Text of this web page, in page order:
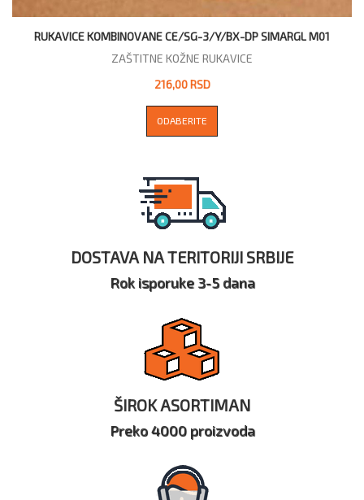
RUKAVICE KOMBINOVANE CE/SG-3/Y/BX-DP SIMARGL M01
ZAŠTITNE KOŽNE RUKAVICE
216,00 RSD
ODABERITE
DOSTAVA NA TERITORIJI SRBIJE
Rok isporuke 3-5 dana
ŠIROK ASORTIMAN
Preko 4000 proizvoda